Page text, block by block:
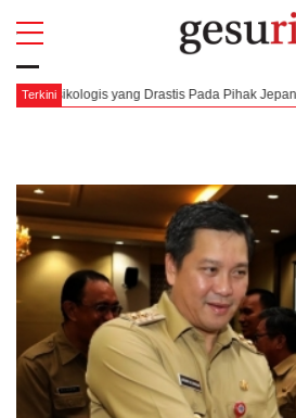
Terkini
Pihak Jepang 6 Agustus 1945, Alur
All